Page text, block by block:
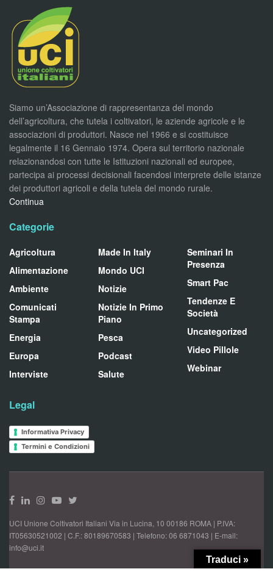
Siamo un’Associazione di rappresentanza del mondo
dell’agricoltura, che tutela i coltivatori, le aziende agricole e le
associazioni di produttori. Nasce nel 1966 e si costituisce
legalmente il 16 Gennaio 1974. Opera sul territorio nazionale
relazionandosi con tutte le Istituzioni nazionali ed europee,
partecipa ai processi decisionali facendosi interprete delle istanze
dei produttori agricoli e della tutela del mondo rurale.
Continua
Categorie
Agricoltura
Alimentazione
Ambiente
Comunicati
Stampa
Energia
Europa
Interviste
Made In Italy
Mondo UCI
Notizie
Notizie In Primo
Piano
Pesca
Podcast
Salute
Seminari In
Presenza
Smart Pac
Tendenze E
Società
Uncategorized
Video Pillole
Webinar
Legal
Informativa Privacy
Termini e Condizioni
UCI Unione Coltivatori Italiani Via in Lucina, 10 00186 ROMA | P.IVA:
IT05630521002 | C.F.: 80189670583 | Telefono: 06 6871043 | E-mail:
info@uci.it
Traduci »